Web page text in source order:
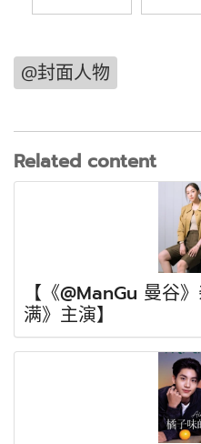
@封面人物
Related content
【《@ManGu 曼谷
满》主演】